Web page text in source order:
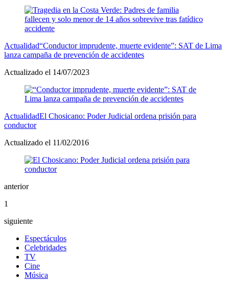
Actualidad“Conductor imprudente, muerte evidente”: SAT de Lima
lanza campaña de prevención de accidentes
Actualizado el 14/07/2023
ActualidadEl Chosicano: Poder Judicial ordena prisión para
conductor
Actualizado el 11/02/2016
anterior
1
siguiente
Espectáculos
Celebridades
TV
Cine
Música